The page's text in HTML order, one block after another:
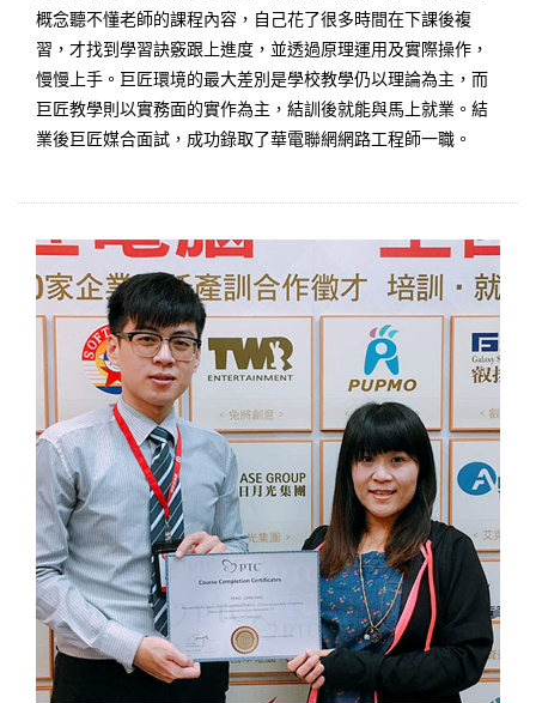
概念聽不懂老師的課程內容，自己花了很多時間在下課後複
習，才找到學習訣竅跟上進度，並透過原理運用及實際操作，
慢慢上手。巨匠環境的最大差別是學校教學仍以理論為主，而
巨匠教學則以實務面的實作為主，結訓後就能與馬上就業。結
業後巨匠媒合面試，成功錄取了華電聯網網路工程師一職。